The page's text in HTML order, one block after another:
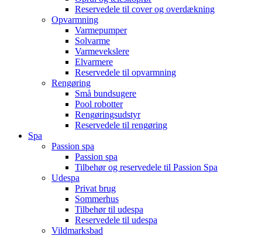
Reservedele til cover og overdækning
Opvarmning
Varmepumper
Solvarme
Varmevekslere
Elvarmere
Reservedele til opvarmning
Rengøring
Små bundsugere
Pool robotter
Rengøringsudstyr
Reservedele til rengøring
Spa
Passion spa
Passion spa
Tilbehør og reservedele til Passion Spa
Udespa
Privat brug
Sommerhus
Tilbehør til udespa
Reservedele til udespa
Vildmarksbad